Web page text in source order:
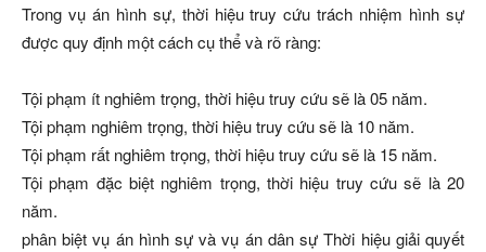
Trong vụ án hình sự, thời hiệu truy cứu trách nhiệm hình sự
được quy định một cách cụ thể và rõ ràng:
Tội phạm ít nghiêm trọng, thời hiệu truy cứu sẽ là 05 năm.
Tội phạm nghiêm trọng, thời hiệu truy cứu sẽ là 10 năm.
Tội phạm rất nghiêm trọng, thời hiệu truy cứu sẽ là 15 năm.
Tội phạm đặc biệt nghiêm trọng, thời hiệu truy cứu sẽ là 20
năm.
phân biệt vụ án hình sự và vụ án dân sự Thời hiệu giải quyết